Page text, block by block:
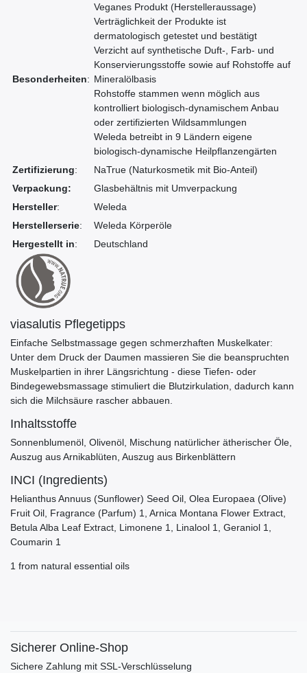
Besonderheiten:
Veganes Produkt (Herstelleraussage)
Verträglichkeit der Produkte ist
dermatologisch getestet und bestätigt
Verzicht auf synthetische Duft-, Farb- und
Konservierungsstoffe sowie auf Rohstoffe auf
Mineralölbasis
Rohstoffe stammen wenn möglich aus
kontrolliert biologisch-dynamischem Anbau
oder zertifizierten Wildsammlungen
Weleda betreibt in 9 Ländern eigene
biologisch-dynamische Heilpflanzengärten
Zertifizierung:
NaTrue (Naturkosmetik mit Bio-Anteil)
Verpackung:
Glasbehältnis mit Umverpackung
Hersteller:
Weleda
Herstellerserie:
Weleda Körperöle
Hergestellt in: Deutschland
viasalutis Pflegetipps
Einfache Selbstmassage gegen schmerzhaften Muskelkater:
Unter dem Druck der Daumen massieren Sie die beanspruchten
Muskelpartien in ihrer Längsrichtung - diese Tiefen- oder
Bindegewebsmassage stimuliert die Blutzirkulation, dadurch kann
sich die Milchsäure rascher abbauen.
Inhaltsstoffe
Sonnenblumenöl, Olivenöl, Mischung natürlicher ätherischer Öle,
Auszug aus Arnikablüten, Auszug aus Birkenblättern
INCI (Ingredients)
Helianthus Annuus (Sunflower) Seed Oil, Olea Europaea (Olive)
Fruit Oil, Fragrance (Parfum) 1, Arnica Montana Flower Extract,
Betula Alba Leaf Extract, Limonene 1, Linalool 1, Geraniol 1,
Coumarin 1
1 from natural essential oils
Sicherer Online-Shop
Sichere Zahlung mit SSL-Verschlüsselung